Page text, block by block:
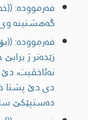
فەرموودە:
گه‌هشتینه‌ وی
فەرموودە:
زێده‌تر ژ
نه‌ئاخڤیت،
دی دێ پشتا
ده‌ستپێكێ